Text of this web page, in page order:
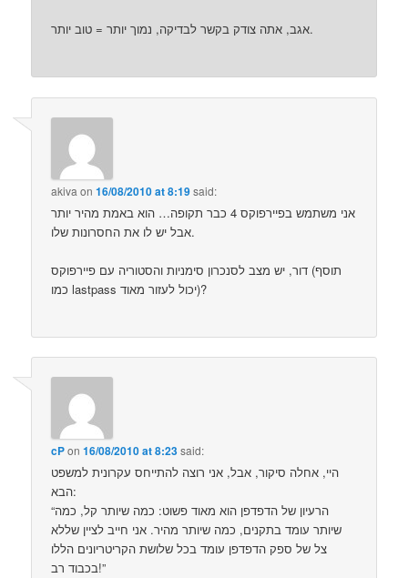
אגב, אתה צודק בקשר לבדיקה, נמוך יותר = טוב יותר.
akiva on16/08/2010 at 8:19said:
אני משתמש בפיירפוקס 4 כבר תקופה… הוא באמת מהיר יותר
אבל יש לו את החסרונות שלו.
דור, יש מצב לסנכרון סימניות והסטוריה עם פיירפוקס (תוסף
כמו lastpass יכול לעזור מאוד)?
cPon16/08/2010 at 8:23said:
היי, אחלה סיקור, אבל, אני רוצה להתייחס עקרונית למשפט
הבא:
“הרעיון של הדפדפן הוא מאוד פשוט: כמה שיותר קל, כמה
שיותר עומד בתקנים, כמה שיותר מהיר. אני חייב לציין שללא
צל של ספק הדפדפן עומד בכל שלושת הקריטריונים הללו
בכבוד רב!”